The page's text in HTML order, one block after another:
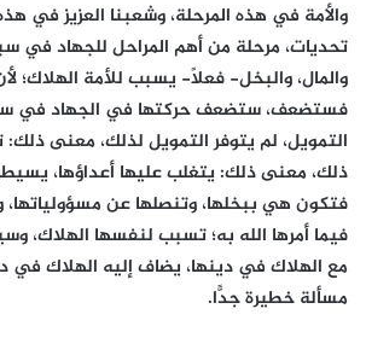
والأمة في هذه المرحلة، وشعبنا العزيز في
تحديات، مرحلة من أهم المراحل للجهاد في
والمال، والبخل- فعلاً- يسبب للأمة الهلاك؛
فستضعف، ستضعف حركتها في الجهاد في
التمويل، لم يتوفر التمويل لذلك، معنى
ذلك، معنى ذلك: يتغلب عليها أعداؤها، يسيطر
فتكون هي ببخلها، وتنصلها عن
فيما أمرها الله به؛ تسبب لنفسها الهلاك،
مع الهلاك في دينها، يضاف إليه الهلاك في
مسألة خطيرة جدًّا.